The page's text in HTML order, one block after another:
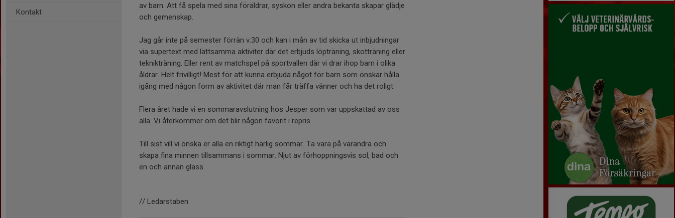
Kontakt
av barn. Att få spela med sina föräldrar, syskon eller andra bekanta skapar glädje
och gemenskap.
Jag går inte på semester förrän v.30 och kan i mån av tid skicka ut inbjudningar
via supertext med lättsamma aktiviter där det erbjuds löpträning, skotträning eller
teknikträning. Eller rent av matchspel på sportvallen där vi drar ihop barn i olika
åldrar. Helt frivilligt! Mest för att kunna erbjuda något för barn som önskar hålla
igång med någon form av aktivitet där man får träffa vänner och ha det roligt.
Flera året hade vi en sommaravslutning hos Jesper som var uppskattad av oss
alla. Vi återkommer om det blir någon favorit i repris.
Till sist vill vi önska er alla en riktigt härlig sommar. Ta vara på varandra och
skapa fina minnen tillsammans i sommar. Njut av förhoppningsvis sol, bad och
en och annan glass.
// Ledarstaben